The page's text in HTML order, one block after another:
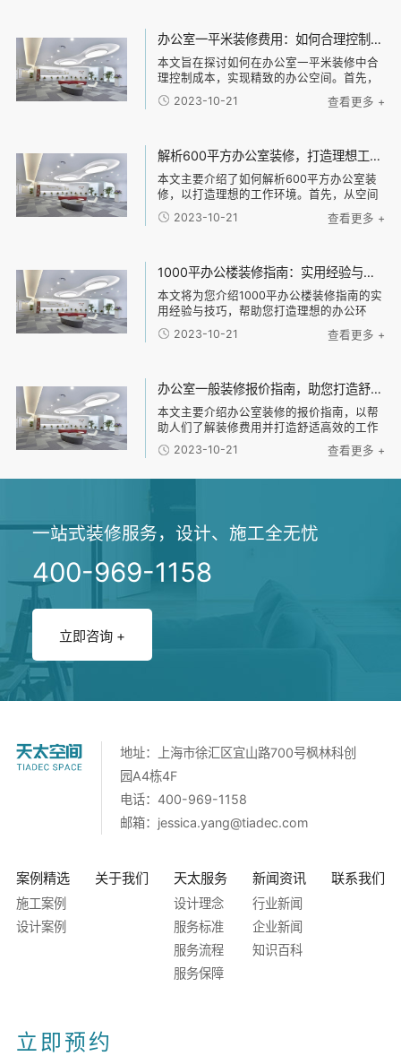
办公室一平米装修费用：如何合理控制装修成本，实现精致办公空间的经济建设
本文旨在探讨如何在办公室一平米装修中合
理控制成本，实现精致的办公空间。首先，
必须确立经济建设的中心思想。其次，可以
从四个方面入手：定制化设计、材料选择、
2023-10-21 查看更多 +
解析600平方办公室装修，打造理想工作环境的技巧与建议
本文主要介绍了如何解析600平方办公室装
修，以打造理想的工作环境。首先，从空间
布局和功能划分两个方面入手，分析了合理
的办公室布局和不同功能区域的设计建议。
2023-10-21 查看更多 +
1000平办公楼装修指南：实用经验与技巧解密，帮助您打造理想的办公环境！
本文将为您介绍1000平办公楼装修指南的实
用经验与技巧，帮助您打造理想的办公环
境。主要从以下四个方面进行阐述：1、规划
办公空间；2、选择合适的装修材料；3、设
2023-10-21 查看更多 +
办公室一般装修报价指南，助您打造舒适高效的工作环境！
本文主要介绍办公室装修的报价指南，以帮
助人们了解装修费用并打造舒适高效的工作
环境。文章分为四个部分：首先是装修的基
本费用，包括设计费、施工费和材料费等；
2023-10-21 查看更多 +
一站式装修服务，设计、施工全无忧
400-969-1158
立即咨询 +
地址：上海市徐汇区宜山路700号枫林科创
园A4栋4F
电话：400-969-1158
邮箱： jessica.yang@tiadec.com
案例精选
施工案例
设计案例
关于我们 天太服务
设计理念
服务标准
服务流程
服务保障
新闻资讯
行业新闻
企业新闻
知识百科
联系我们
立即预约